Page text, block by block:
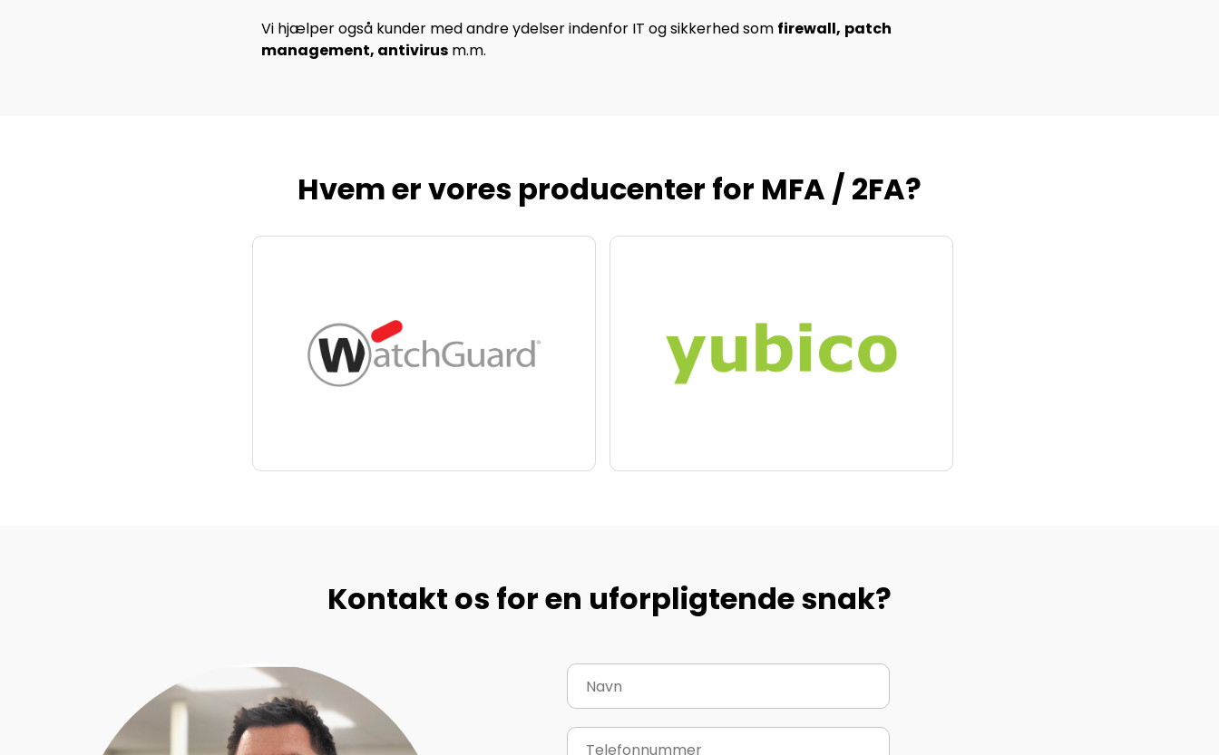
Vi hjælper også kunder med andre ydelser indenfor IT og sikkerhed som firewall, patch
management, antivirus m.m.
Hvem er vores producenter for MFA / 2FA?
Kontakt os for en uforpligtende snak?